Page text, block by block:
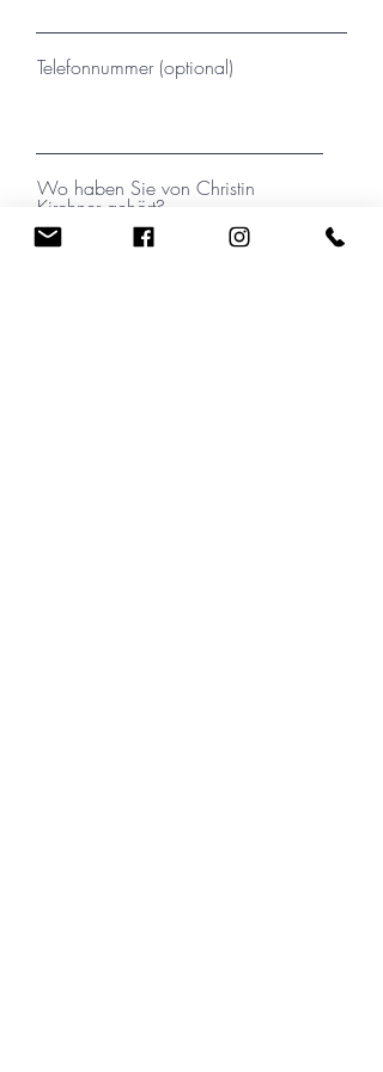
Telefonnummer (optional)
Wo haben Sie von Christin
Kirchner gehört?